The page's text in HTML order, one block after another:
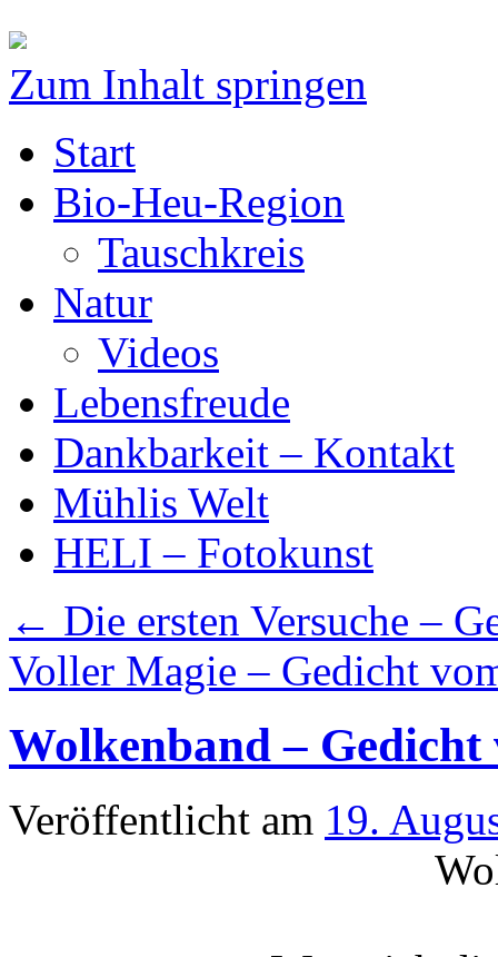
Zum Inhalt springen
Start
Bio-Heu-Region
Tauschkreis
Natur
Videos
Lebensfreude
Dankbarkeit – Kontakt
Mühlis Welt
HELI – Fotokunst
← Die ersten Versuche –
Voller Magie – Gedicht
Wolkenband – Gedicht
Veröffentlicht am 19.